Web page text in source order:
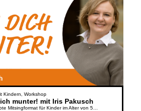
Kindern Workshop
munter! mit Iris Pakusch
Das beliebte Mitsingformat für Kinder im Alter von 5 bis 6 Jahren geht weiter